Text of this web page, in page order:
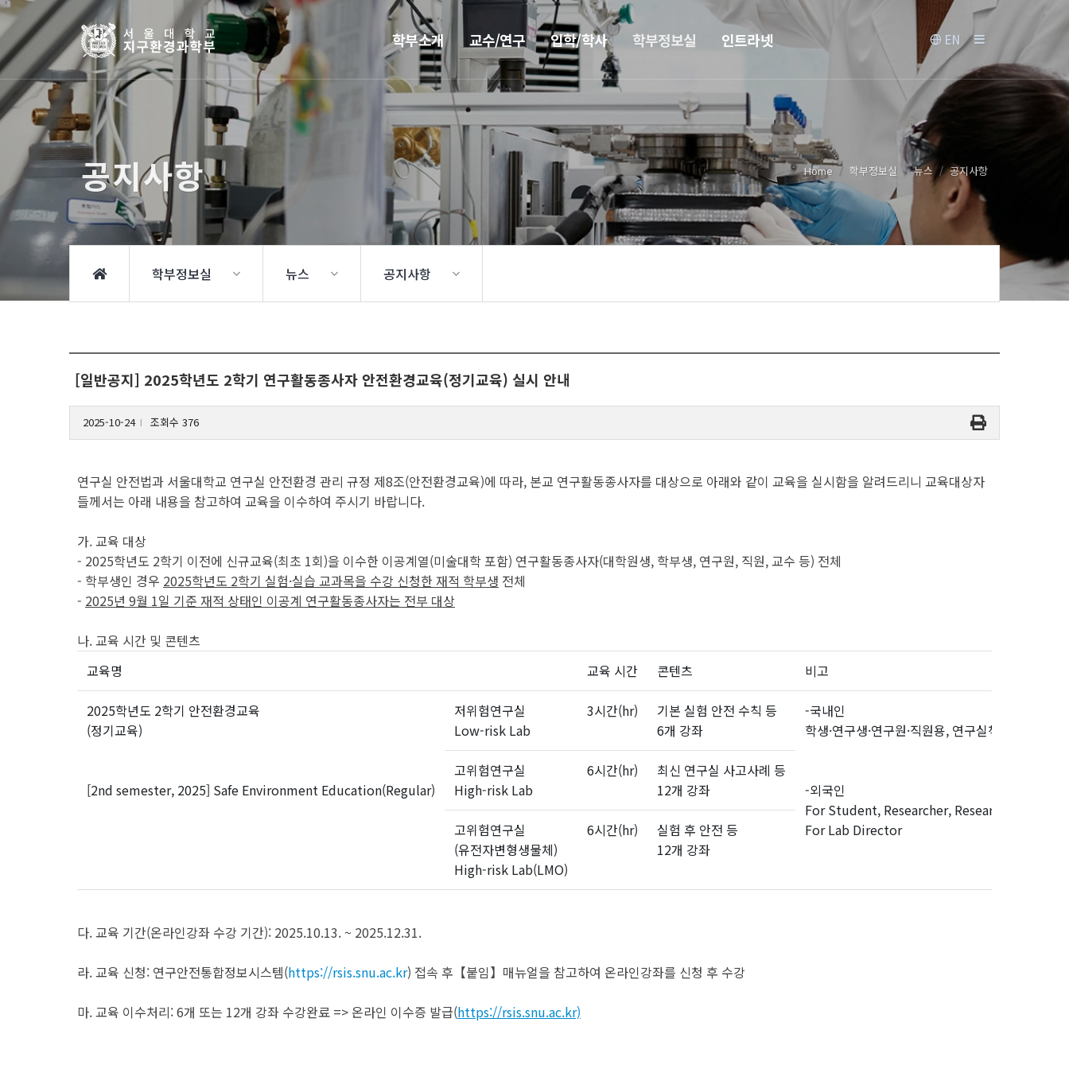
학부소개 교수/연구 입학/학사 학부정보실 인트라넷 EN
공지사항 Home 학부정보실 뉴스 공지사항
학부정보실 뉴스 공지사항
[일반공지] 2025학년도 2학기 연구활동종사자 안전환경교육(정기교육) 실시 안내
2025-10-24 조회수 376
연구실 안전법과 서울대학교 연구실 안전환경 관리 규정 제8조(안전환경교육)에 따라, 본교 연구활동종사자를 대상으로 아래와 같이 교육을 실시함을 알려드리니 교육대상자
들께서는 아래 내용을 참고하여 교육을 이수하여 주시기 바랍니다.
가. 교육 대상
- 2025학년도 2학기 이전에 신규교육(최초 1회)을 이수한 이공계열(미술대학 포함) 연구활동종사자(대학원생, 학부생, 연구원, 직원, 교수 등) 전체
- 학부생인 경우 2025학년도 2학기 실험·실습 교과목을 수강 신청한 재적 학부생 전체
- 2025년 9월 1일 기준 재적 상태인 이공계 연구활동종사자는 전부 대상
나. 교육 시간 및 콘텐츠
교육명
교육 시간 콘텐츠 비고
2025학년도 2학기 안전환경교육
(정기교육)
[2nd semester, 2025] Safe Environment Education(Regular)
저위험연구실
Low-risk Lab
3시간(hr)
기본 실험 안전 수칙 등
6개 강좌
-국내인
학생·연구생·연구원·직원용, 연구실책임자용
-외국인
For Student, Researcher, Research staff,
For Lab Director
고위험연구실
High-risk Lab
6시간(hr)
최신 연구실 사고사례 등
12개 강좌
고위험연구실
(유전자변형생물체)
High-risk Lab(LMO)
6시간(hr)
실험 후 안전 등
12개 강좌
다. 교육 기간(온라인강좌 수강 기간): 2025.10.13. ~ 2025.12.31.
라. 교육 신청: 연구안전통합정보시스템(https://rsis.snu.ac.kr) 접속 후【붙임】매뉴얼을 참고하여 온라인강좌를 신청 후 수강
마. 교육 이수처리: 6개 또는 12개 강좌 수강완료 => 온라인 이수증 발급(https://rsis.snu.ac.kr)